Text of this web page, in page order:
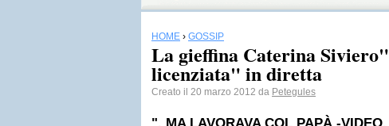
HOME › GOSSIP
La gieffina Caterina
licenziata" in diretta
Creato il 20 marzo 2012 da Petegules